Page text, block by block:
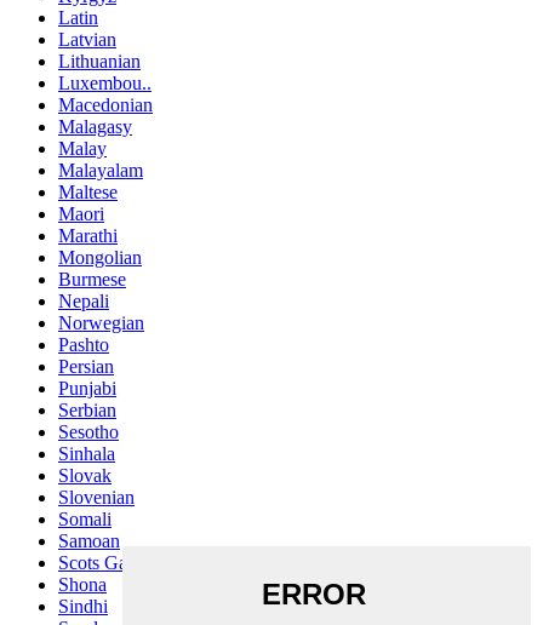
Latin
Latvian
Lithuanian
Luxembou..
Macedonian
Malagasy
Malay
Malayalam
Maltese
Maori
Marathi
Mongolian
Burmese
Nepali
Norwegian
Pashto
Persian
Punjabi
Serbian
Sesotho
Sinhala
Slovak
Slovenian
Somali
Samoan
Scots Gaelic
Shona
Sindhi